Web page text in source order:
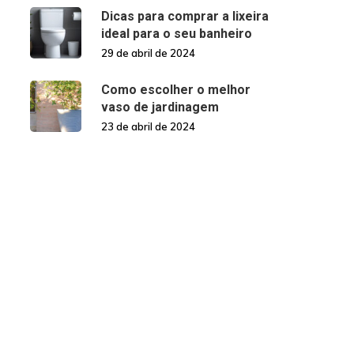
Dicas para comprar a lixeira
ideal para o seu banheiro
29 de abril de 2024
Como escolher o melhor
vaso de jardinagem
23 de abril de 2024